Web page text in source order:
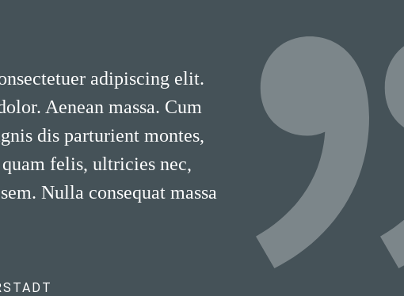
adipiscing elit.
Aenean massa. Cum
dis parturient montes,
felis, ultricies nec,
Nulla consequat massa